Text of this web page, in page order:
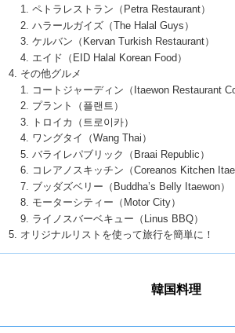
ペトラレストラン（Petra Restaurant）
ハラールガイズ（The Halal Guys）
ケルバン（Kervan Turkish Restaurant）
エイド（EID Halal Korean Food）
その他グルメ
コートジャーディン（Itaewon Restaurant
プラント（플랜트）
トロイカ（트로이카）
ワングタイ（Wang Thai）
バライレパブリック（Braai Republic）
コレアノスキッチン（Coreanos Kitchen
ブッダズベリー（Buddha’s Belly Itaewon）
モーターシティー（Motor City）
ライノスバーベキュー（Linus BBQ）
オリジナルリストを使って旅行を簡単に！
韓国料理